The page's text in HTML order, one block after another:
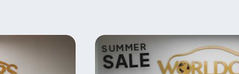
SUMMER
SALE